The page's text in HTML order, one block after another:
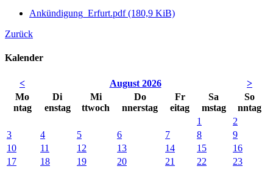
Ankündigung_Erfurt.pdf(180,9 KiB)
Zurück
Kalender
< August 2026
>
Mo
ntag
Di
enstag
Mi
ttwoch
Do
nnerstag
Fr
eitag
Sa
mstag
So
nntag
1
2
3
4 5 6 7 8
9
10
11 12 13 14 15
16
17
18 19 20 21 22
23